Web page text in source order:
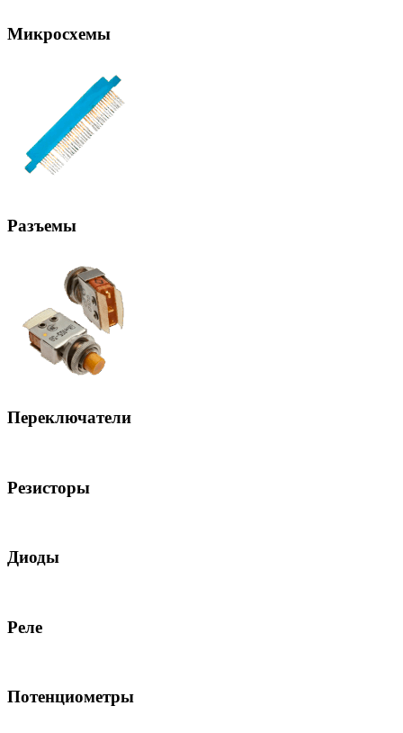
Микросхемы
Разъемы
Переключатели
Резисторы
Диоды
Реле
Потенциометры